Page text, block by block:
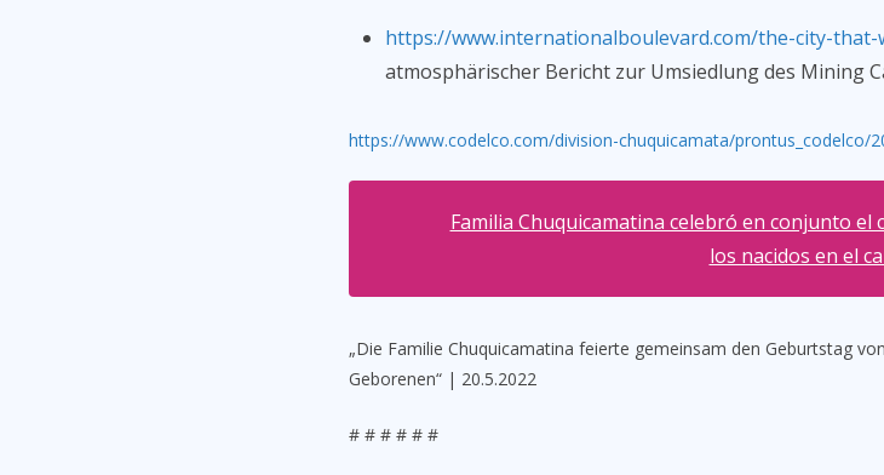
https://www.internationalboulevard.com/the-city-
atmosphärischer Bericht zur Umsiedlung des Mining
https://www.codelco.com/division-chuquicamata/prontus_codelco/
Familia Chuquicamatina celebró en conjunto el
los nacidos en el
„Die Familie Chuquicamatina feierte gemeinsam den Geburtstag
Geborenen“ | 20.5.2022
# # # # # #